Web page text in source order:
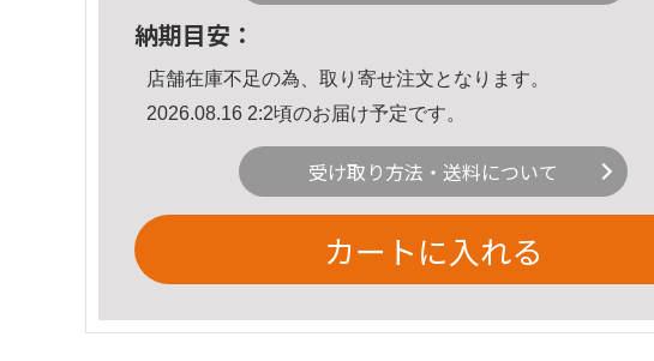
納期目安：
店舗在庫不足の為、取り寄せ注文となります。
2026.08.16 2:2頃のお届け予定です。
受け取り方法・送料について
カートに入れる